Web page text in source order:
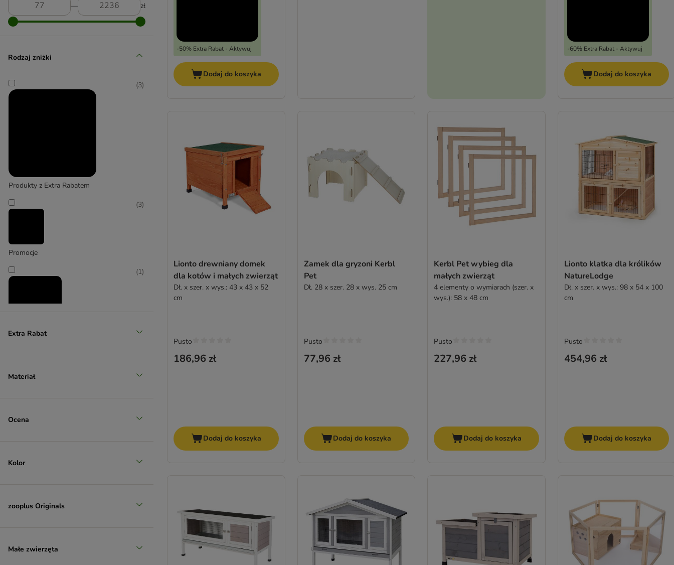
Trixie Natura
(1)
― zł
Rodzaj zniżki
Produkty z Extra Rabatem
(3)
Promocje
(3)
zooplus poleca
(1)
Extra Rabat
Materiał
Ocena
Kolor
zooplus Originals
Małe zwierzęta
-50% Extra Rabat - Aktywuj
Dodaj do koszyka
-60% Extra Rabat - Aktywuj
Dodaj do koszyka
Lionto drewniany domek
dla kotów i małych zwierząt
Dł. x szer. x wys.: 43 x 43 x 52
cm
186,96 zł
Pusto
Dodaj do koszyka
Zamek dla gryzoni Kerbl
Pet
Dł. 28 x szer. 28 x wys. 25 cm
77,96 zł
Pusto
Dodaj do koszyka
Kerbl Pet wybieg dla
małych zwierząt
4 elementy o wymiarach (szer. x
wys.): 58 x 48 cm
227,96 zł
Pusto
Dodaj do koszyka
Lionto klatka dla królików
NatureLodge
Dł. x szer. x wys.: 98 x 54 x 100
cm
454,96 zł
Pusto
Dodaj do koszyka